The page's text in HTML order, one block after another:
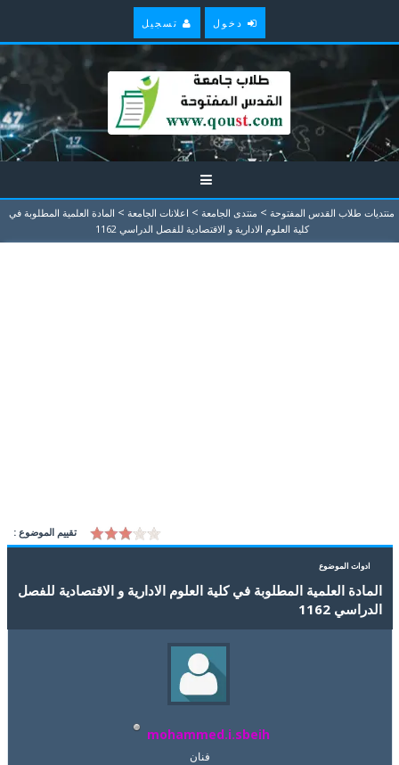
دخول تسجيل
منتديات طلاب القدس المفتوحة > منتدى الجامعة > اعلانات الجامعة > المادة العلمية المطلوبة في
كلية العلوم الادارية و الاقتصادية للفصل الدراسي 1162
تقييم الموضوع :
ادوات الموضوع
المادة العلمية المطلوبة في كلية العلوم الادارية و الاقتصادية للفصل
الدراسي 1162
mohammed.i.sbeih
فنان